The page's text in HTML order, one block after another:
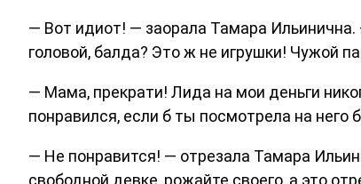
— Вот идиот! — заорала Тамара
головой, балда? Это ж не игрушки! Чужой
— Мама, прекрати! Лида на мои деньги
понравился, если б ты посмотрела на него
— Не понравится! — отрезала Тамара
свободной девке, рожайте своего, а это